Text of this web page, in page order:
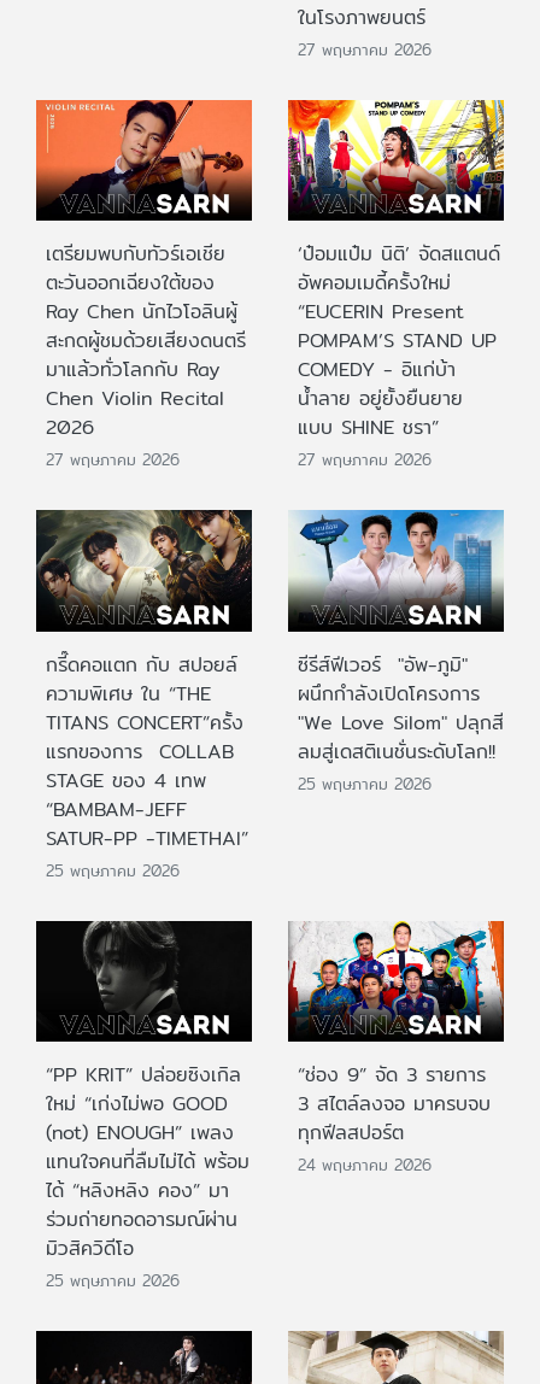
ในโรงภาพยนตร์
27 พฤษภาคม 2026
เตรียมพบกับทัวร์เอเชีย
ตะวันออกเฉียงใต้ของ
Ray Chen นักไวโอลินผู้
สะกดผู้ชมด้วยเสียงดนตรี
มาแล้วทั่วโลกกับ Ray
Chen Violin Recital
2026
27 พฤษภาคม 2026
‘ป๋อมแป๋ม นิติ’ จัดสแตนด์
อัพคอมเมดี้ครั้งใหม่
“EUCERIN Present
POMPAM’S STAND UP
COMEDY - อิแก่บ้า
น้ำลาย อยู่ยั้งยืนยาย
แบบ SHINE ชรา”
27 พฤษภาคม 2026
กรี๊ดคอแตก กับ สปอยล์
ความพิเศษ ใน “THE
TITANS CONCERT”ครั้ง
แรกของการ COLLAB
STAGE ของ 4 เทพ
“BAMBAM-JEFF
SATUR-PP -TIMETHAI”
25 พฤษภาคม 2026
ซีรีส์ฟีเวอร์ "อัพ-ภูมิ"
ผนึกกำลังเปิดโครงการ
"We Love Silom" ปลุกสี
ลมสู่เดสติเนชั่นระดับโลก!!
25 พฤษภาคม 2026
“PP KRIT” ปล่อยซิงเกิล
ใหม่ “เก่งไม่พอ GOOD
(not) ENOUGH” เพลง
แทนใจคนที่ลืมไม่ได้ พร้อม
ได้ “หลิงหลิง คอง” มา
ร่วมถ่ายทอดอารมณ์ผ่าน
มิวสิควิดีโอ
25 พฤษภาคม 2026
“ช่อง 9” จัด 3 รายการ
3 สไตล์ลงจอ มาครบจบ
ทุกฟีลสปอร์ต
24 พฤษภาคม 2026